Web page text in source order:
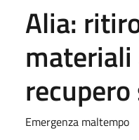
Alia:
Emergenza maltempo